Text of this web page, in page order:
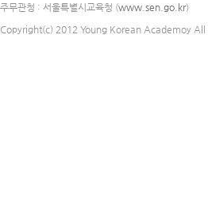
주무관청 : 서울특별시교육청 (www.sen.go.kr)
Copyright(c) 2012 Young Korean Academoy All